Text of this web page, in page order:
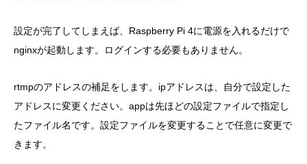
設定が完了してしまえば、Raspberry Pi 4に電源を入れるだけで
nginxが起動します。ログインする必要もありません。
rtmpのアドレスの補足をします。ipアドレスは、自分で設定した
アドレスに変更ください。appは先ほどの設定ファイルで指定し
たファイル名です。設定ファイルを変更することで任意に変更で
きます。